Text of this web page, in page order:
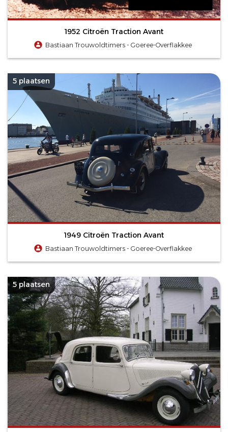
1952 Citroën Traction Avant
Bastiaan Trouwoldtimers - Goeree-Overflakkee
5 plaatsen
1949 Citroën Traction Avant
Bastiaan Trouwoldtimers - Goeree-Overflakkee
5 plaatsen